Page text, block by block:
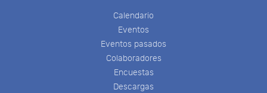
Calendario
Eventos
Eventos pasados
Colaboradores
Encuestas
Descargas